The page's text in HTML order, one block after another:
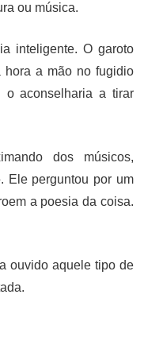
ou música.
inteligente. O garoto
hora a mão no fugidio
o aconselharia a tirar
dos músicos,
Ele perguntou por um
a poesia da coisa.
ouvido aquele tipo de